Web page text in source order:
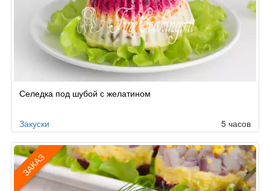
Селедка под шубой с желатином
Закуски 5 часов
ЗАКАЗ